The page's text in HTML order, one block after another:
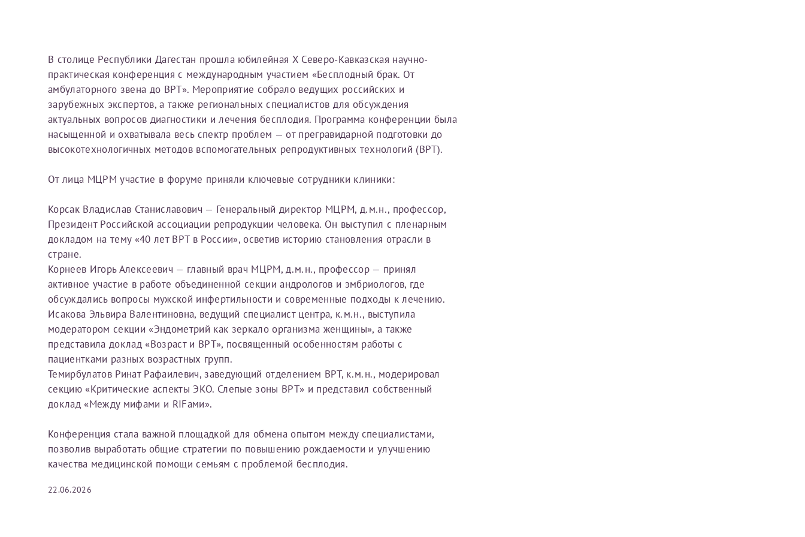
В столице Республики Дагестан прошла юбилейная X Северо-Кавказская научно-
практическая конференция с международным участием «Бесплодный брак. От
амбулаторного звена до ВРТ». Мероприятие собрало ведущих российских и
зарубежных экспертов, а также региональных специалистов для обсуждения
актуальных вопросов диагностики и лечения бесплодия. Программа конференции была
насыщенной и охватывала весь спектр проблем — от прегравидарной подготовки до
высокотехнологичных методов вспомогательных репродуктивных технологий (ВРТ).
От лица МЦРМ участие в форуме приняли ключевые сотрудники клиники:
Корсак Владислав Станиславович — Генеральный директор МЦРМ, д.м.н., профессор,
Президент Российской ассоциации репродукции человека. Он выступил с пленарным
докладом на тему «40 лет ВРТ в России», осветив историю становления отрасли в
стране.
Корнеев Игорь Алексеевич — главный врач МЦРМ, д.м.н., профессор — принял
активное участие в работе объединенной секции андрологов и эмбриологов, где
обсуждались вопросы мужской инфертильности и современные подходы к лечению.
Исакова Эльвира Валентиновна, ведущий специалист центра, к.м.н., выступила
модератором секции «Эндометрий как зеркало организма женщины», а также
представила доклад «Возраст и ВРТ», посвященный особенностям работы с
пациентками разных возрастных групп.
Темирбулатов Ринат Рафаилевич, заведующий отделением ВРТ, к.м.н., модерировал
секцию «Критические аспекты ЭКО. Слепые зоны ВРТ» и представил собственный
доклад «Между мифами и RIFами».
Конференция стала важной площадкой для обмена опытом между специалистами,
позволив выработать общие стратегии по повышению рождаемости и улучшению
качества медицинской помощи семьям с проблемой бесплодия.
22.06.2026
Номер телефона*
Номер медицинской карты МЦРМ
Сдать спермограмму
Выберите специальность врача
Или введите его имя
Принимаю условияСоглашения на обработку персональных данных
Справка готовитсястрого по данным, указанным в вашем первом заявлении. После отправки
готового документаизменения и переоформление справки на другого налогоплательщика не
выполняются. Пожалуйста, внимательно проверяйте все данные перед отправкой заявки.
После отправки заявки вы получите письмо на указанную электронную почту с подтверждением
«Заявка на справку принята». Если письмо не поступит, пожалуйста, свяжитесь с МЦРМ для
Заявление
Фамилия* Имя*
Отчество*
Фамилия* Имя*